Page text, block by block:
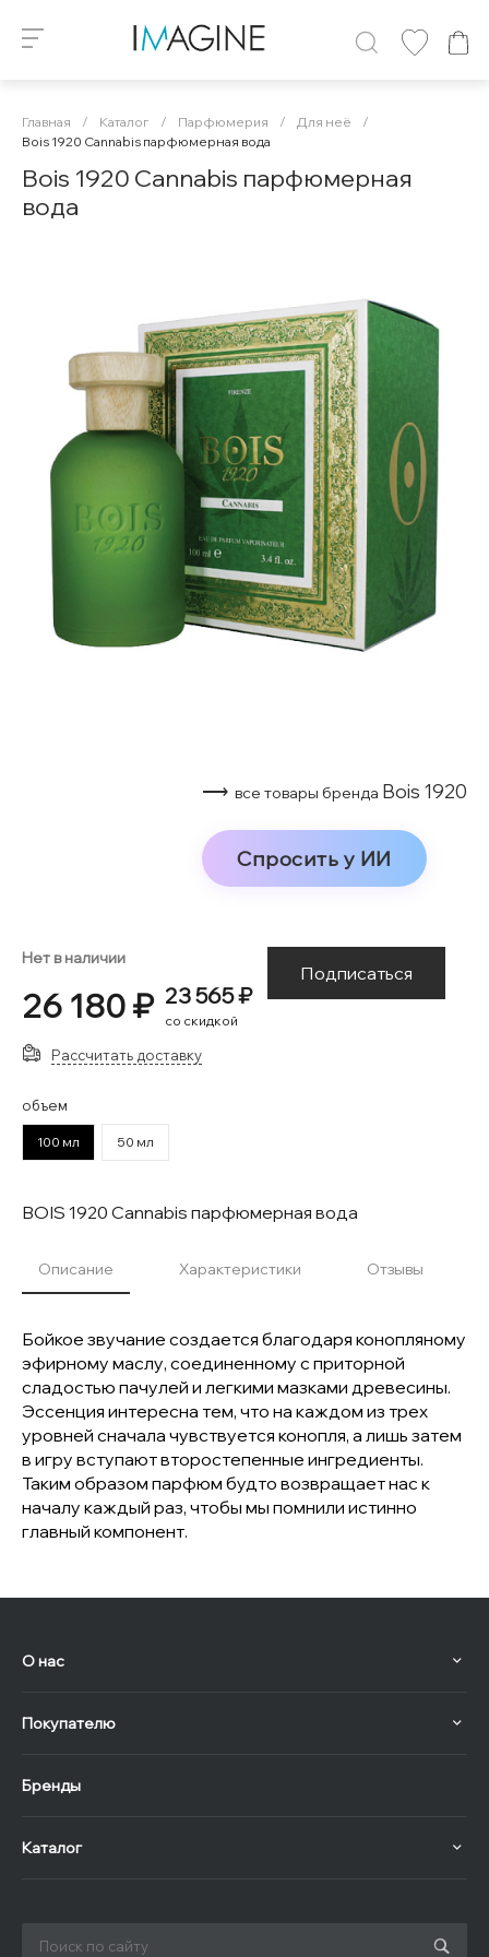
Главная / Каталог / Парфюмерия / Для неё
/
Bois 1920 Cannabis парфюмерная вода
Bois 1920 Cannabis парфюмерная
вода
⟶ все товары бренда Bois 1920
Спросить у ИИ
Нет в наличии
26 180 ₽ 23 565 ₽
со скидкой
Подписаться
Рассчитать доставку
объем
100 мл 50 мл
BOIS 1920 Cannabis парфюмерная вода
Описание Характеристики Отзывы
Бойкое звучание создается благодаря конопляному
эфирному маслу, соединенному с приторной
сладостью пачулей и легкими мазками древесины.
Эссенция интересна тем, что на каждом из трех
уровней сначала чувствуется конопля, а лишь затем
в игру вступают второстепенные ингредиенты.
Таким образом парфюм будто возвращает нас к
началу каждый раз, чтобы мы помнили истинно
главный компонент.
О нас
Покупателю
Бренды
Каталог